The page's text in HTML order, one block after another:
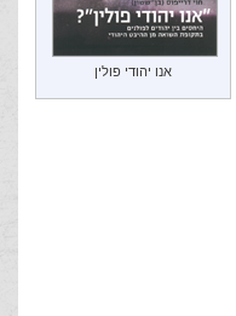
אנו יהודי פולין